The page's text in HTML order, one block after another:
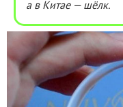
а в Китае — шёлк.